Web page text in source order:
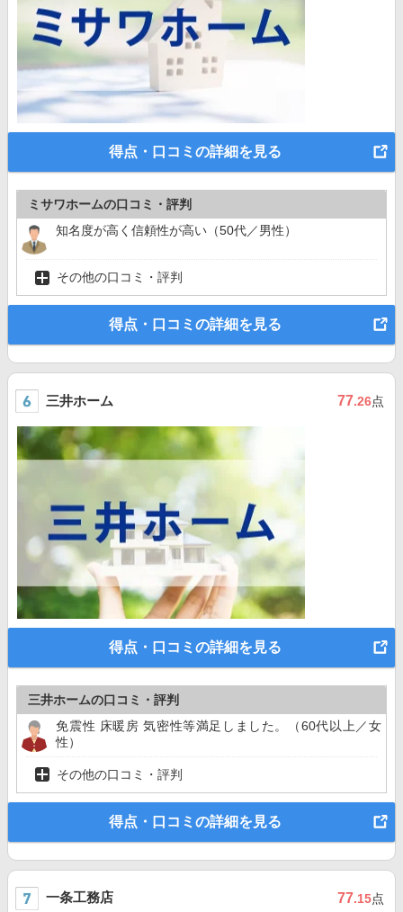
得点・口コミの詳細を見る
ミサワホームの口コミ・評判
知名度が高く信頼性が高い（50代／男性）
その他の口コミ・評判
得点・口コミの詳細を見る
三井ホーム 77.26点
得点・口コミの詳細を見る
三井ホームの口コミ・評判
免震性 床暖房 気密性等満足しました。（60代以上／女
性）
その他の口コミ・評判
得点・口コミの詳細を見る
一条工務店 77.15点